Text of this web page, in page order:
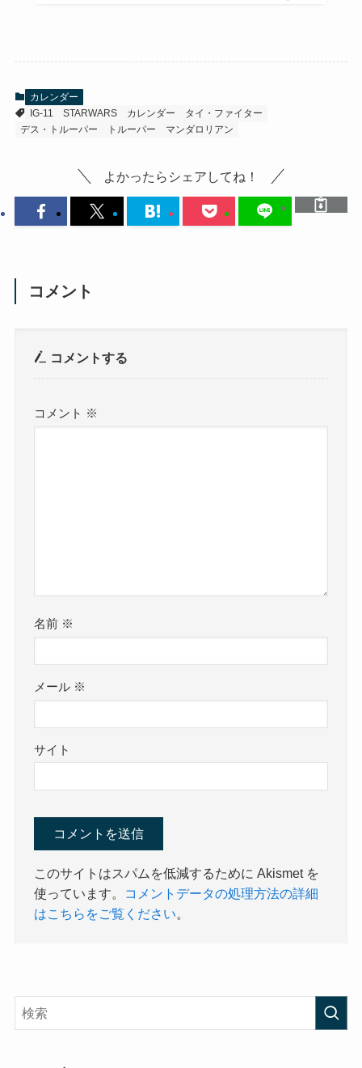
カレンダー
IG-11
STARWARS カレンダー
タイ・ファイター
デス・トルーパー
トルーパー マンダロリアン
よかったらシェアしてね！
コメント
コメントする
コメント ※
名前 ※
メール ※
サイト
このサイトはスパムを低減するために Akismet を
使っています。
コメントデータの処理方法の詳細
はこちらをご覧ください。